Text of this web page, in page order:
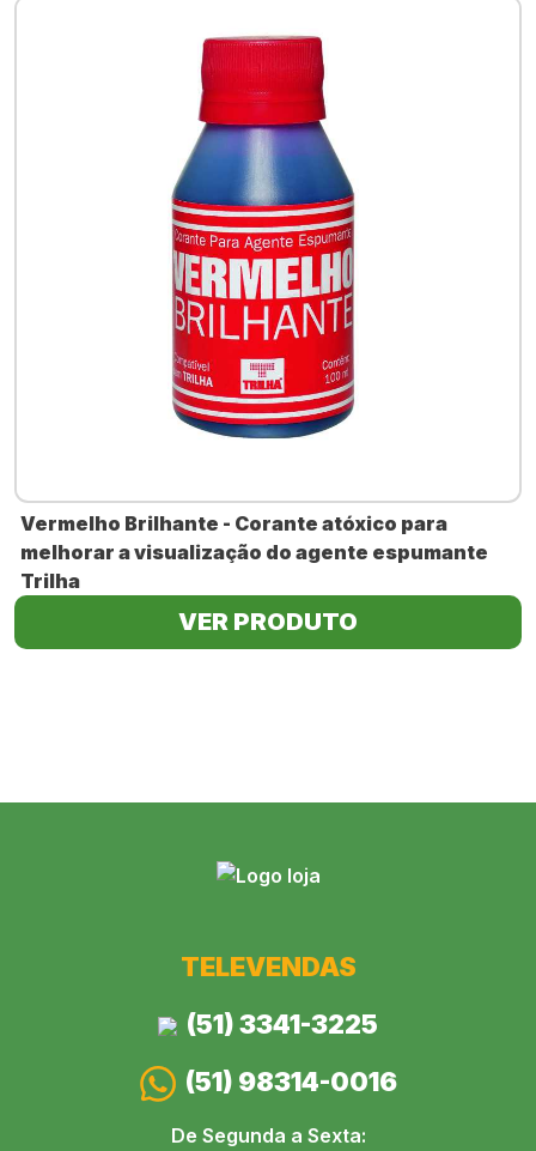
Vermelho Brilhante - Corante atóxico para
melhorar a visualização do agente espumante
Trilha
VER PRODUTO
TELEVENDAS
(51) 3341-3225
(51) 98314-0016
De Segunda a Sexta: